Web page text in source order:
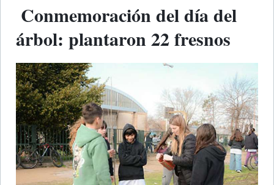
​ Conmemoración del día del
árbol: plantaron 22 fresnos